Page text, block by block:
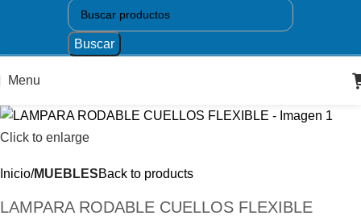
Buscar
Menu
Click to enlarge
Inicio MUEBLESBack to products
LAMPARA RODABLE CUELLOS FLEXIBLE